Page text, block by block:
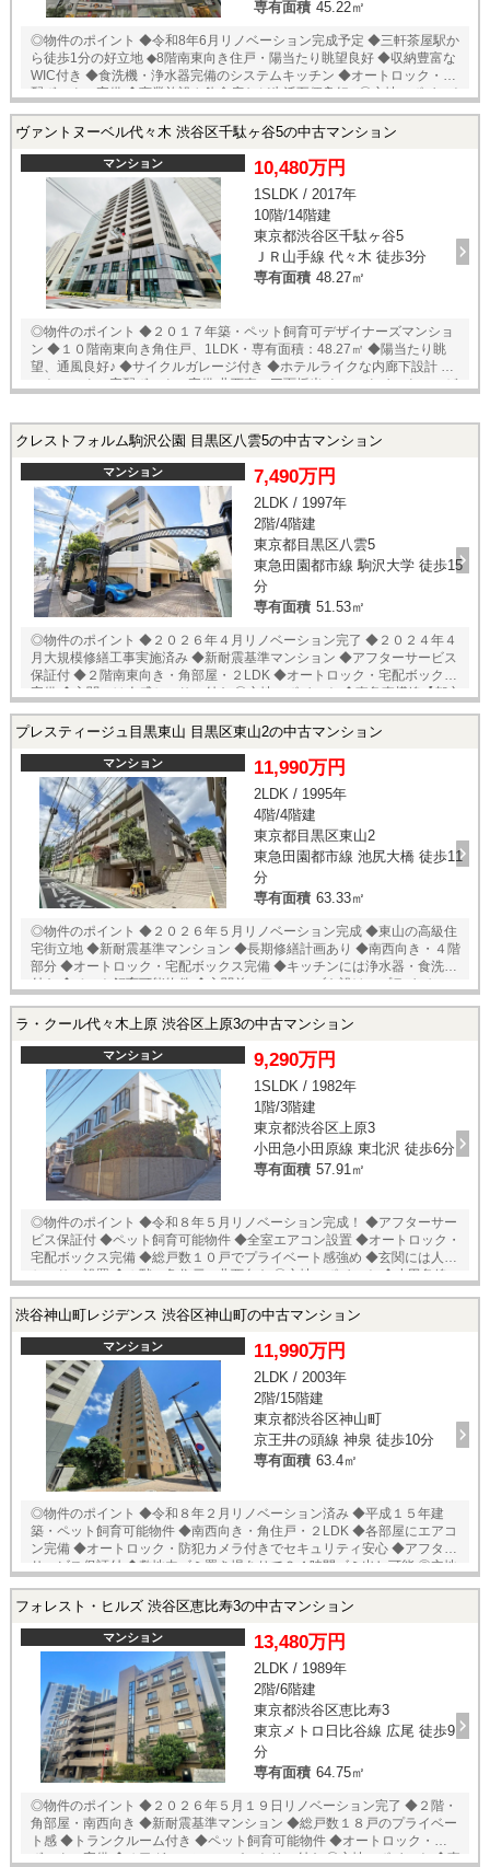
「内覧予約・お問い合わせ」フォームよりお問い合わせ下さい！業務に
望場所でのお待ち合わせも可能です。
専有面積 45.22㎡
◎物件のポイント ◆令和8年6月リノベーション完成予定 ◆三軒茶屋駅か
ら徒歩1分の好立地 ◆8階南東向き住戸・陽当たり眺望良好 ◆収納豊富な
WIC付き ◆食洗機・浄水器完備のシステムキッチン ◆オートロック・宅
配ボックス完備 ◆商業施設や飲食店など生活至便良好♪ ◎立地のポイント
ト 三軒茶屋駅南口店 徒歩1分 ◆セブンイレブン 三軒茶屋玉川通り店 徒歩
屋店 徒歩5分 ◆トモズ 三軒茶屋店 徒歩1分 ◆JUNIBUN BAKERY 三軒茶
屋本店 徒歩3分 ★即日内覧可能物件！お好きな日時でご内覧可能！ 当店
までお電話いただくか、もしくは24時間対応可能「内覧予約・お問い合
わせ」フォームよりお問い合わせ下さい！ ご来店が困難な場合は、ご希
望場所でのお待ち合わせも可能です。
ヴァントヌーベル代々木 渋谷区千駄ヶ谷5の中古マンション
マンション 10,480万円
1SLDK / 2017年
10階/14階建
東京都渋谷区千駄ヶ谷5
ＪＲ山手線 代々木 徒歩3分
専有面積 48.27㎡
◎物件のポイント ◆２０１７年築・ペット飼育可デザイナーズマンショ
ン ◆１０階南東向き角住戸、1LDK・専有面積：48.27㎡ ◆陽当たり眺
望、通風良好♪ ◆サイクルガレージ付き ◆ホテルライクな内廊下設計 ◆オ
ートロック・宅配ボックス完備 北西東の三面採光 ウォークインクローゼ
540円/月 ◎立地のポイント ◆JR山手線『代々木』徒歩3分 ◆JR山手線
ート千駄ヶ谷鳩森店 徒歩1分 ◆セブンイレブン代々木イースト店 徒歩
3分 ◆ココカラファイン JR代々木駅前店 徒歩5分 ◆新宿御苑 徒歩8分
※専有面積にサイクルガレージ面積（4.58㎡）含む ★即日内覧可能物
件！お好きな日時でご内覧可能！★ 当店までお電話いただくか、もしく
は24時間対応可能「内覧予約・お問い合わせ」フォームよりお問い合わ
せ下さい！業務に精通したスタッフが丁寧に対応致します。ご来店が困
難な場合は、ご希望場所でのお待ち合わせも可能です。
クレストフォルム駒沢公園 目黒区八雲5の中古マンション
マンション 7,490万円
2LDK / 1997年
2階/4階建
東京都目黒区八雲5
東急田園都市線 駒沢大学 徒歩15
分
専有面積 51.53㎡
◎物件のポイント ◆２０２６年４月リノベーション完了 ◆２０２４年４
月大規模修繕工事実施済み ◆新耐震基準マンション ◆アフターサービス
保証付 ◆２階南東向き・角部屋・２LDK ◆オートロック・宅配ボックス
完備 ◆玄関には人感センサー付き ◎立地のポイント ◆東急東横線【都立
大学】徒歩15分 ◆成城石井 徒歩10分 ◆まいばすけっと 八雲4丁目
店 徒歩12分 ◆セブンイレブン 目黒八雲5丁目店 徒歩5分 ◆ナチュラ
やくも街かど公園 徒歩2分 ◆国立病院機構東京医療センター 徒歩8分
★即日内覧可能物件！お好きな日時でご内覧可能！★ 当店までお電話い
ただくか、もしくは24時間対応可能「内覧予約・お問い合わせ」フォー
ムよりお問い合わせ下さい！業務に精通したスタッフが丁寧に対応致し
ます。ご来店が困難な場合は、ご希望場所でのお待ち合わせも可能で
す。
プレスティージュ目黒東山 目黒区東山2の中古マンション
マンション 11,990万円
2LDK / 1995年
4階/4階建
東京都目黒区東山2
東急田園都市線 池尻大橋 徒歩11
分
専有面積 63.33㎡
◎物件のポイント ◆２０２６年５月リノベーション完成 ◆東山の高級住
宅街立地 ◆新耐震基準マンション ◆長期修繕計画あり ◆南西向き・４階
部分 ◆オートロック・宅配ボックス完備 ◆キッチンには浄水器・食洗器
付き ◆ペット飼育可能物件 ◆玄関前にアルコーブを設け、プライバシー
徒歩９分 ◆東横線・日比谷線【中目黒】徒歩１３分 ◆セブンイレブン
徒歩６分 ◆ライフ 目黒大橋店 徒歩７分 ◆ドンキホーテ 中目黒本
店 徒歩５分 ◆成城石井 池尻大橋店 徒歩９分 ◆目黒天空庭園 徒歩
８分 ★即日内覧可能物件！お好きな日時でご内覧可能！ 当店までお電話
いただくか、もしくは24時間対応可能「内覧予約・お問い合わせ」フォ
ームよりお問い合わせ下さい！ ご来店が困難な場合は、ご希望場所での
お待ち合わせも可能です。
ラ・クール代々木上原 渋谷区上原3の中古マンション
マンション 9,290万円
1SLDK / 1982年
1階/3階建
東京都渋谷区上原3
小田急小田原線 東北沢 徒歩6分
専有面積 57.91㎡
◎物件のポイント ◆令和８年５月リノベーション完成！ ◆アフターサー
ビス保証付 ◆ペット飼育可能物件 ◆全室エアコン設置 ◆オートロック・
宅配ボックス完備 ◆総戸数１０戸でプライベート感強め ◆玄関には人感
センサー設置 ◆１階・角住戸・北西向き ◎立地のポイント ◆小田急線
歩８分 ◆Odakyu OX 代々木上原店 徒歩６分 ◆マルエツ 代々木上原
ン 渋谷上原２丁目店 徒歩６分 ◆ココカラファイン 代々木上原南
店 徒歩５分 ◆スギ薬局 代々木上原店 徒歩７分 ◆代々木大山公園
徒歩５分 ◆クロス病院 徒歩１１分 □駐車場修繕積立金：２８６０円/月
★即日内覧可能物件！お好きな日時でご内覧可能！★ 当店までお電話い
ただくか、もしくは24時間対応可能「内覧予約・お問い合わせ」フォー
ムよりお問い合わせ下さい！業務に精通したスタッフが丁寧に対応致し
ます。ご来店が困難な場合は、ご希望場所でのお待ち合わせも可能で
す。
渋谷神山町レジデンス 渋谷区神山町の中古マンション
マンション 11,990万円
2LDK / 2003年
2階/15階建
東京都渋谷区神山町
京王井の頭線 神泉 徒歩10分
専有面積 63.4㎡
◎物件のポイント ◆令和８年２月リノベーション済み ◆平成１５年建
築・ペット飼育可能物件 ◆南西向き・角住戸・２LDK ◆各部屋にエアコ
ン完備 ◆オートロック・防犯カメラ付きでセキュリティ安心 ◆アフター
サービス保証付 ◆敷地内ゴミ置き場ありで２４時間ゴミ出し可能 ◎立地
谷富ヶ谷２丁目店 徒歩２分 ◆肉のハナマサ 富ヶ谷店 徒歩８分 ◆セ
７分 ◆富ヶ谷公園 徒歩３分 □インターネット使用料：１９９５円/月 ★
即日内覧可能物件！お好きな日時でご内覧可能！ 当店までお電話いただ
くか、もしくは24時間対応可能「内覧予約・お問い合わせ」フォームよ
りお問い合わせ下さい！ ご来店が困難な場合は、ご希望場所でのお待ち
合わせも可能です。
フォレスト・ヒルズ 渋谷区恵比寿3の中古マンション
マンション 13,480万円
2LDK / 1989年
2階/6階建
東京都渋谷区恵比寿3
東京メトロ日比谷線 広尾 徒歩9
分
専有面積 64.75㎡
◎物件のポイント ◆２０２６年５月１９日リノベーション完了 ◆２階・
角部屋・南西向き ◆新耐震基準マンション ◆総戸数１８戸のプライベー
ト感 ◆トランクルーム付き ◆ペット飼育可能物件 ◆オートロック・宅配
ボックス完備 ◆４口ガスコンロ・パントリー付き ◎立地のポイント ◆東